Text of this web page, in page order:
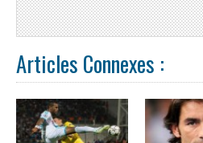
Articles Connexes :